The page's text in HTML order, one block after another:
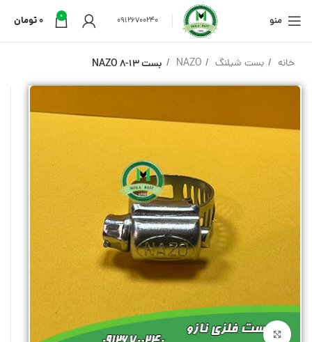
منو 09126700240
0
0تومان
خانه بست شیلنگ NAZO بست 13-8 NAZO
بزرگنمایی تصویر